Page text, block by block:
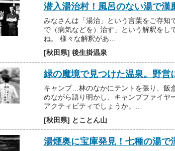
潜入湯治村！風呂のない湯で漢
みなさんは「湯治」という言葉をご存知
で（病気などを）治す」という解釈をし
ね。 様々な解釈があ…
[秋田県] 後生掛温泉
緑の魔境で見つけた温泉。野営
キャンプ…林のなかにテントを張り、飯
めながら語り明かし、キャンプファイ
アクティビティでしょうか。…
[秋田県] とことん山
湯煙奥に宝庫発見！七種の湯で